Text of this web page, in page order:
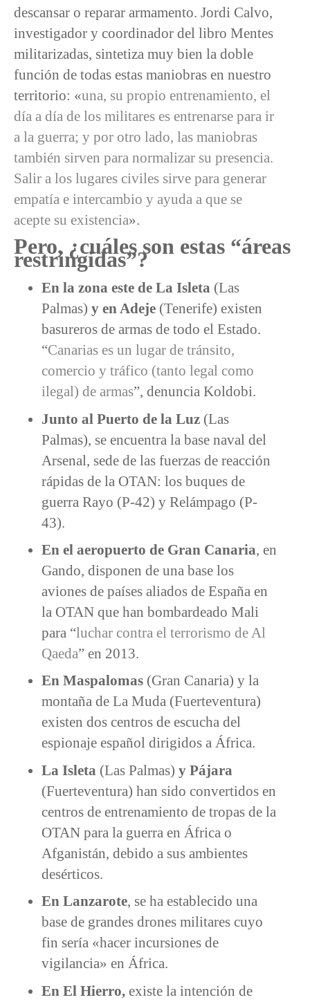
descansar o reparar armamento. Jordi Calvo,
investigador y coordinador del libro Mentes
militarizadas, sintetiza muy bien la doble
función de todas estas maniobras en nuestro
territorio: «una, su propio entrenamiento, el
día a día de los militares es entrenarse para ir
a la guerra; y por otro lado, las maniobras
también sirven para normalizar su presencia.
Salir a los lugares civiles sirve para generar
empatía e intercambio y ayuda a que se
acepte su existencia».
Pero, ¿cuáles son estas “áreas
restringidas”?
En la zona este de La Isleta (Las
Palmas) y en Adeje (Tenerife) existen
basureros de armas de todo el Estado.
“Canarias es un lugar de tránsito,
comercio y tráfico (tanto legal como
ilegal) de armas”, denuncia Koldobi.
Junto al Puerto de la Luz (Las
Palmas), se encuentra la base naval del
Arsenal, sede de las fuerzas de reacción
rápidas de la OTAN: los buques de
guerra Rayo (P-42) y Relámpago (P-
43).
En el aeropuerto de Gran Canaria, en
Gando, disponen de una base los
aviones de países aliados de España en
la OTAN que han bombardeado Mali
para “luchar contra el terrorismo de Al
Qaeda” en 2013.
En Maspalomas (Gran Canaria) y la
montaña de La Muda (Fuerteventura)
existen dos centros de escucha del
espionaje español dirigidos a África.
La Isleta (Las Palmas) y Pájara
(Fuerteventura) han sido convertidos en
centros de entrenamiento de tropas de la
OTAN para la guerra en África o
Afganistán, debido a sus ambientes
desérticos.
En Lanzarote, se ha establecido una
base de grandes drones militares cuyo
fin sería «hacer incursiones de
vigilancia» en África.
En El Hierro, existe la intención de